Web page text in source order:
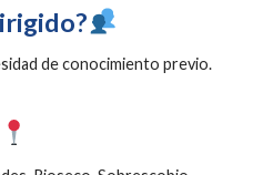
de conocimiento previo.